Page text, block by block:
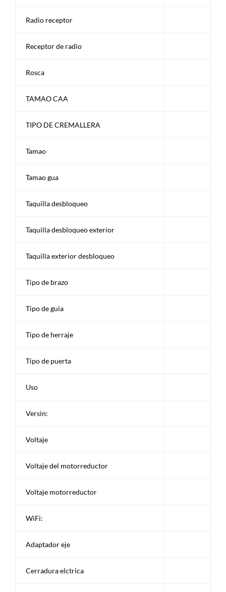
Radio receptor
Receptor de radio
Rosca
TAMAO CAA
TIPO DE CREMALLERA
Tamao
Tamao gua
Taquilla desbloqueo
Taquilla desbloqueo exterior
Taquilla exterior desbloqueo
Tipo de brazo
Tipo de guia
Tipo de herraje
Tipo de puerta
Uso
Versin:
Voltaje
Voltaje del motorreductor
Voltaje motorreductor
WiFi:
Adaptador eje
Cerradura elctrica